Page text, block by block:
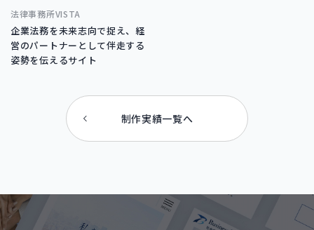
法律事務所VISTA
企業法務を未来志向で捉え、経
営のパートナーとして伴走する
姿勢を伝えるサイト
制作実績一覧へ